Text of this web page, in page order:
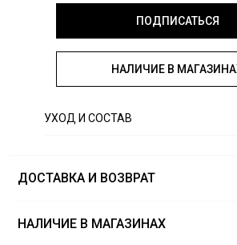
ПОДПИСАТЬСЯ
НАЛИЧИЕ В
УХОД И СОСТАВ
ДОСТАВКА И ВОЗВРАТ
НАЛИЧИЕ В МАГАЗИНАХ